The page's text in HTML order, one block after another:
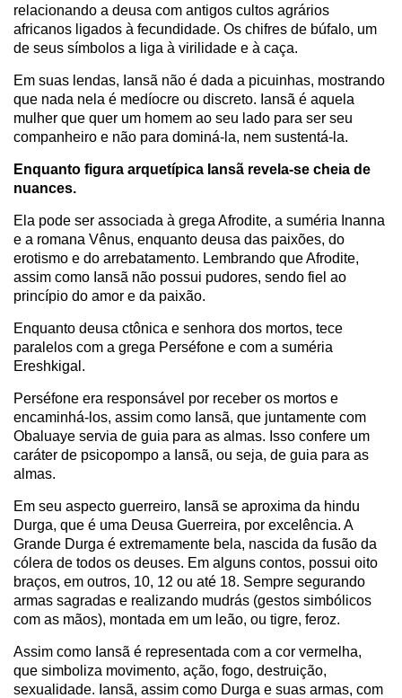
relacionando a deusa com antigos cultos agrários
africanos ligados à fecundidade. Os chifres de búfalo, um
de seus símbolos a liga à virilidade e à caça.
Em suas lendas, Iansã não é dada a picuinhas, mostrando
que nada nela é medíocre ou discreto. Iansã é aquela
mulher que quer um homem ao seu lado para ser seu
companheiro e não para dominá-la, nem sustentá-la.
Enquanto figura arquetípica Iansã revela-se cheia de
nuances.
Ela pode ser associada à grega Afrodite, a suméria Inanna
e a romana Vênus, enquanto deusa das paixões, do
erotismo e do arrebatamento. Lembrando que Afrodite,
assim como Iansã não possui pudores, sendo fiel ao
princípio do amor e da paixão.
Enquanto deusa ctônica e senhora dos mortos, tece
paralelos com a grega Perséfone e com a suméria
Ereshkigal.
Perséfone era responsável por receber os mortos e
encaminhá-los, assim como Iansã, que juntamente com
Obaluaye servia de guia para as almas. Isso confere um
caráter de psicopompo a Iansã, ou seja, de guia para as
almas.
Em seu aspecto guerreiro, Iansã se aproxima da hindu
Durga, que é uma Deusa Guerreira, por excelência. A
Grande Durga é extremamente bela, nascida da fusão da
cólera de todos os deuses. Em alguns contos, possui oito
braços, em outros, 10, 12 ou até 18. Sempre segurando
armas sagradas e realizando mudrás (gestos simbólicos
com as mãos), montada em um leão, ou tigre, feroz.
Assim como Iansã é representada com a cor vermelha,
que simboliza movimento, ação, fogo, destruição,
sexualidade. Iansã, assim como Durga e suas armas, com